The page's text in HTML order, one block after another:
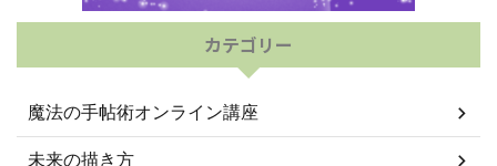
カテゴリー
魔法の手帖術オンライン講座
未来の描き方